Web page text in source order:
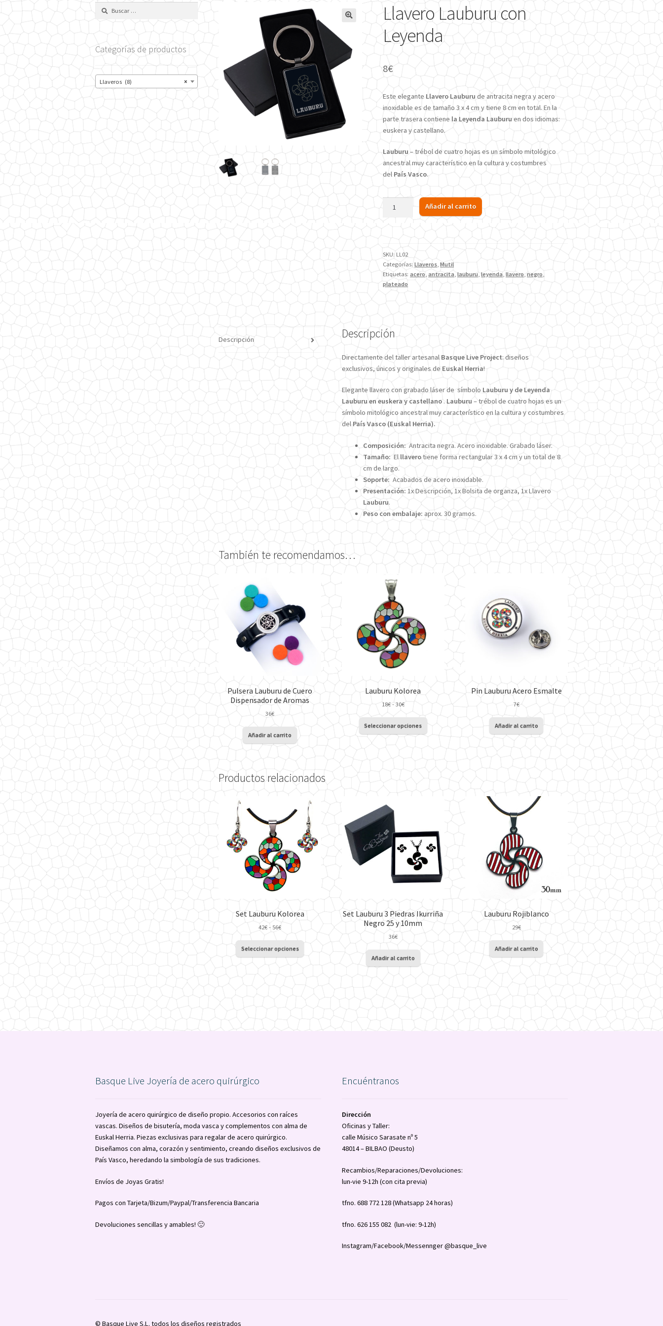
Llavero Lauburu con
Leyenda
8€
Este elegante Llavero Lauburude antracita negra y acero
inoxidable es de tamaño 3 x 4 cm y tiene 8 cm en total. En la
parte trasera contiene la Leyenda Lauburuen dos idiomas:
euskera y castellano.
Lauburu – trébol de cuatro hojas es un símbolo mitológico
ancestral muy característico en la cultura y costumbres
del País Vasco.
con
Leyenda
cantidad
Añadir al carrito
SKU: LL02
Categorías:Llaveros,Mutil
Etiquetas:acero,antracita,lauburu,leyenda,llavero,negro,
plateado
Descripción Descripción
Directamente del taller artesanalBasque Live Project: diseños
exclusivos, únicos y originales de Euskal Herria!
Elegante llavero con grabado láser de símbolo Lauburu y de Leyenda
Lauburu en euskera y castellano. Lauburu – trébol de cuatro hojas es un
símbolo mitológico ancestral muy característico en la cultura y costumbres
delPaís Vasco (Euskal Herria).
Composición: Antracita negra. Acero inoxidable. Grabado láser.
Tamaño: Elllaverotiene forma rectangular 3 x 4 cm y un total de 8
cm de largo.
Soporte: Acabados de acero inoxidable.
Presentación: 1x Descripción, 1x Bolsita de organza, 1x Llavero
Lauburu.
Peso con embalaje: aprox. 30 gramos.
También te recomendamos…
Pulsera Lauburu de Cuero
Dispensador de Aromas
36€
Añadir al carrito
Lauburu Kolorea
18€ - 30€Rango
de
precios:
desde
Seleccionar opciones
Este
múltiples
variantes.
Las
opciones
se
la
página
de
producto
Pin Lauburu Acero Esmalte
7€
Añadir al carrito
Productos relacionados
Set Lauburu Kolorea
42€ - 56€Rango
de
precios:
desde
42€
hasta
56€
Seleccionar opciones
Este
producto
tiene
múltiples
variantes.
opciones
Set Lauburu 3 Piedras Ikurriña
Negro 25 y 10mm
36€
Añadir al carrito
Lauburu Rojiblanco
29€
Añadir al carrito
Categorías de productos
×
Llaveros (8)
Basque Live Joyería de acero quirúrgico
Joyería de acero quirúrgico de diseño propio. Accesorios con raíces
vascas. Diseños de bisutería, moda vasca y complementos con alma de
Euskal Herria. Piezas exclusivas para regalar de acero quirúrgico.
Diseñamos con alma, corazón y sentimiento, creando diseños exclusivos de
País Vasco, heredando la simbología de sus tradiciones.
Envíos de Joyas Gratis!
Pagos con Tarjeta/Bizum/Paypal/Transferencia Bancaria
Devoluciones sencillas y amables! 🙂
Encuéntranos
Dirección
Oficinas y Taller:
calle Músico Sarasate nº 5
48014 – BILBAO (Deusto)
Recambios/Reparaciones/Devoluciones:
lun-vie 9-12h (con cita previa)
tfno. 688 772 128 (Whatsapp 24 horas)
tfno. 626 155 082 (lun-vie: 9-12h)
Instagram/Facebook/Messennger @basque_live
© Basque Live S.L. todos los diseños registrados